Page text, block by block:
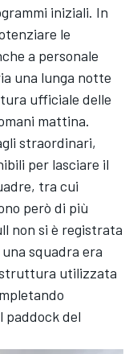
iniziali. In
le
a personale
una lunga notte
ufficiale delle
mattina.
straordinari,
per lasciare il
tra cui
però di più
non si è registrata
squadra era
utilizzata
paddock del